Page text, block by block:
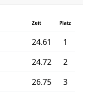
Zeit Platz
24.61
1
24.72
2
26.75 3